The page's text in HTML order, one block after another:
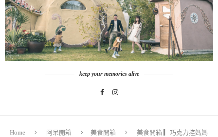
keep your memories alive
Home 阿呆開箱 美食開箱
美食開箱 ▎巧克力控媽媽